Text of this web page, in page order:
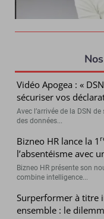
Vidéo Apogea : «
sécuriser vos
Avec l’arrivée de la DSN
des données...
Bizneo HR lance la 1
l’absentéisme avec
Bizneo HR présente son
combine intelligence...
Surperformer à titre
ensemble : le